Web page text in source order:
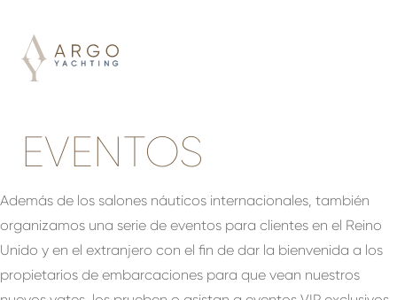
EVENTOS
Además de los salones náuticos internacionales, también
organizamos una serie de eventos para clientes en el Reino
Unido y en el extranjero con el fin de dar la bienvenida a los
propietarios de embarcaciones para que vean nuestros